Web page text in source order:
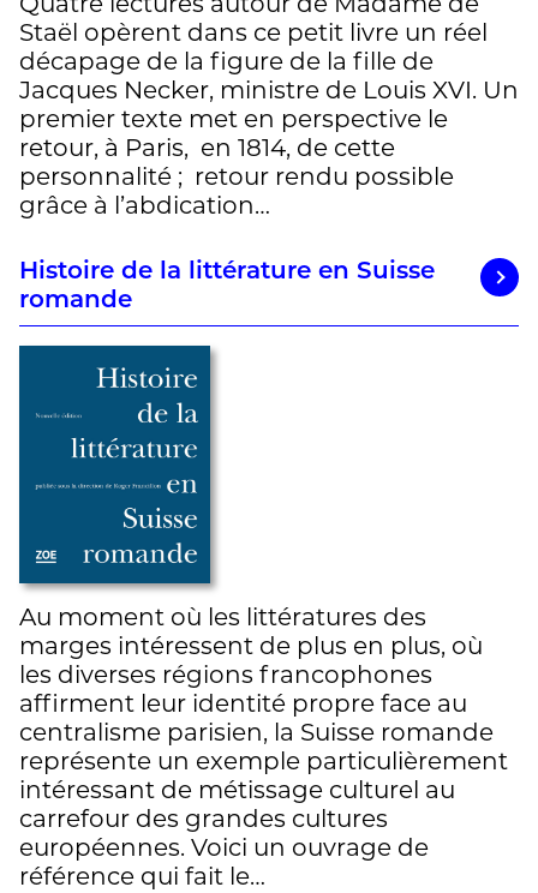
Staël opèrent dans ce petit livre un réel
décapage de la figure de la fille de
Jacques Necker, ministre de Louis XVI. Un
premier texte met en perspective le
retour, à Paris, en 1814, de cette
personnalité ; retour rendu possible
grâce à l’abdication…
Histoire de la littérature en Suisse
romande
Au moment où les littératures des
marges intéressent de plus en plus, où
les diverses régions francophones
affirment leur identité propre face au
centralisme parisien, la Suisse romande
représente un exemple particulièrement
intéressant de métissage culturel au
carrefour des grandes cultures
européennes. Voici un ouvrage de
référence qui fait le…